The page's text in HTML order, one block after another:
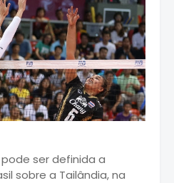
ser definida a
sobre a Tailândia, na